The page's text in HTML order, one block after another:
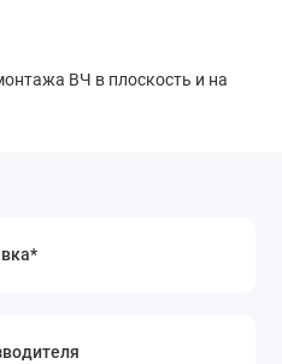
ВЧ в плоскость и на